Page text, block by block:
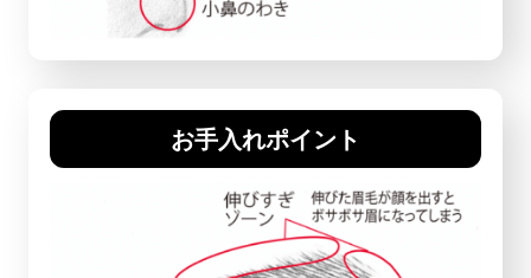
お手入れポイント